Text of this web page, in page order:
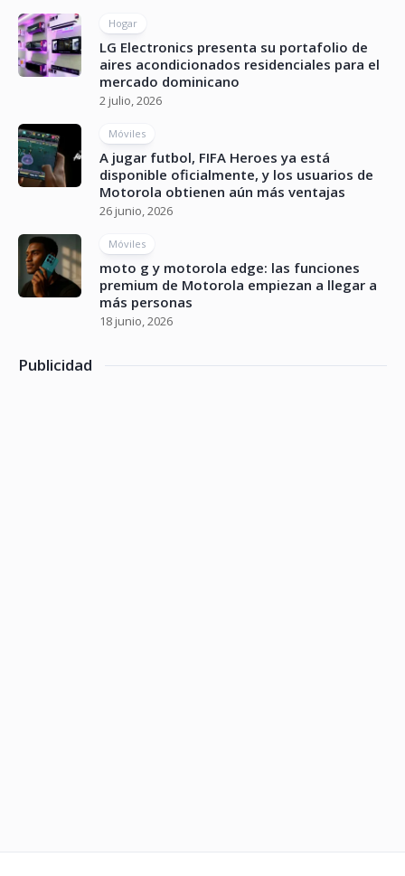
Hogar
LG Electronics presenta su portafolio de
aires acondicionados residenciales para el
mercado dominicano
2 julio, 2026
Móviles
A jugar futbol, FIFA Heroes ya está
disponible oficialmente, y los usuarios de
Motorola obtienen aún más ventajas
26 junio, 2026
Móviles
moto g y motorola edge: las funciones
premium de Motorola empiezan a llegar a
más personas
18 junio, 2026
Publicidad